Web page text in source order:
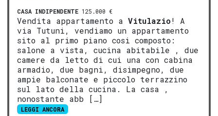
CASA INDIPENDENTE 125.000 €
Vendita appartamento a Vitulazio! A
via Tutuni, vendiamo un appartamento
sito al primo piano cosi composto:
salone a vista, cucina abitabile , due
camere da letto di cui una con cabina
armadio, due bagni, disimpegno, due
ampie balconate e piccolo terrazzino
sul lato della cucina. La casa ,
nonostante abb […]
LEGGI ANCORA